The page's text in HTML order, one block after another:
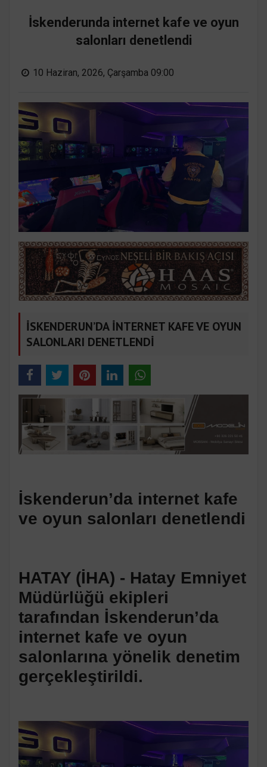
İskenderunda internet kafe ve oyun
salonları denetlendi
10 Haziran, 2026, Çarşamba 09:00
İSKENDERUN’DA İNTERNET KAFE VE OYUN
SALONLARI DENETLENDİ
İskenderun’da internet kafe
ve oyun salonları denetlendi
HATAY (İHA) - Hatay Emniyet
Müdürlüğü ekipleri
tarafından İskenderun’da
internet kafe ve oyun
salonlarına yönelik denetim
gerçekleştirildi.